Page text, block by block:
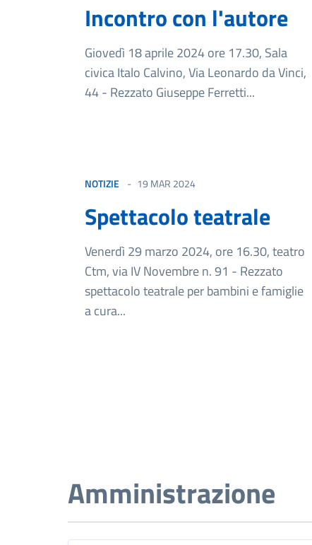
Incontro con l'autore
Giovedì 18 aprile 2024 ore 17.30, Sala
civica Italo Calvino, Via Leonardo da Vinci,
44 - Rezzato Giuseppe Ferretti...
NOTIZIE 19 MAR 2024
Spettacolo teatrale
Venerdì 29 marzo 2024, ore 16.30, teatro
Ctm, via IV Novembre n. 91 - Rezzato
spettacolo teatrale per bambini e famiglie
a cura...
Amministrazione